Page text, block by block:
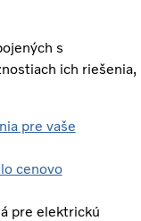
s
ich riešenia,
pre vaše
cenovo
pre elektrickú